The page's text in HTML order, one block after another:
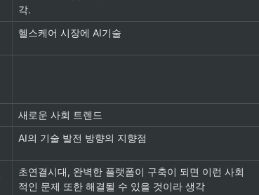
각.
헬스케어 시장에 AI기술
새로운 사회 트렌드
AI의 기술 발전 방향의 지향점
초연결시대, 완벽한 플랫폼이 구축이 되면 이런 사회
적인 문제 또한 해결될 수 있을 것이라 생각